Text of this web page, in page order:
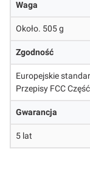
Waga
Około. 505 g
Zgodność
Europejskie
Przepisy FCC
Gwarancja
5 lat